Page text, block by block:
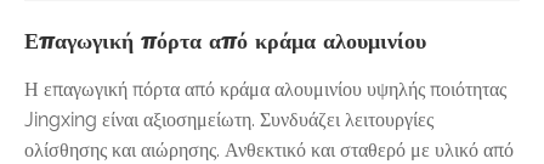
Επαγωγική πόρτα από κράμα αλουμινίου
Η επαγωγική πόρτα από κράμα αλουμινίου υψηλής ποιότητας
Jingxing είναι αξιοσημείωτη. Συνδυάζει λειτουργίες
ολίσθησης και αιώρησης. Ανθεκτικό και σταθερό με υλικό από